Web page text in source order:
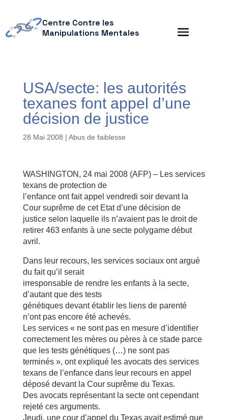
Centre Contre les
Manipulations Mentales
USA/secte: les autorités
texanes font appel d’une
décision de justice
28 Mai 2008 | Abus de faiblesse
WASHINGTON, 24 mai 2008 (AFP) – Les services
texans de protection de
l’enfance ont fait appel vendredi soir devant la
Cour suprême de cet Etat d’une décision de
justice selon laquelle ils n’avaient pas le droit de
retirer 463 enfants à une secte polygame début
avril.
Dans leur recours, les services sociaux ont argué
du fait qu’il serait
irresponsable de rendre les enfants à la secte,
d’autant que des tests
génétiques devant établir les liens de parenté
n’ont pas encore été achevés.
Les services « ne sont pas en mesure d’identifier
correctement les mères ou pères à ce stade parce
que les tests génétiques (…) ne sont pas
terminés », ont expliqué les avocats des services
texans de l’enfance dans leur recours en appel
déposé devant la Cour suprême du Texas.
Des avocats représentant la secte ont cependant
rejeté ces arguments.
Jeudi, une cour d’appel du Texas avait estimé que